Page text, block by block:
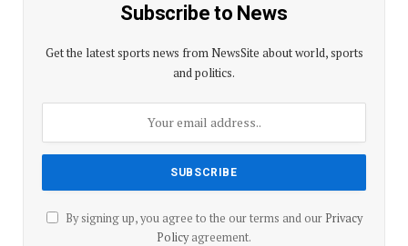
Subscribe to News
Get the latest sports news from NewsSite about world, sports
and politics.
By signing up, you agree to the our terms and our Privacy
Policyagreement.